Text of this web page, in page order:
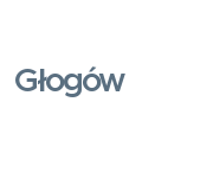
Głogów